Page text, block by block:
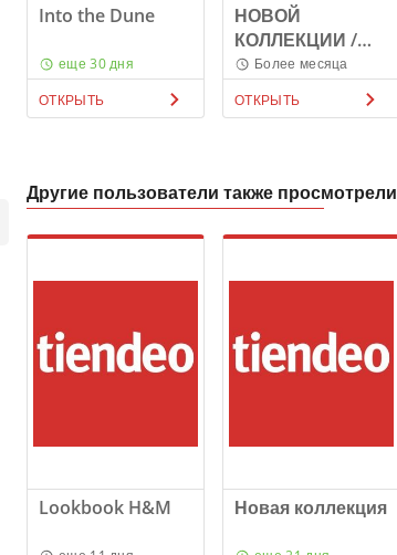
Into the Dune
еще 30 дня
ОТКРЫТЬ
НОВОЙ
КОЛЛЕКЦИИ /
ЖЕНЩИНЫ
Более месяца
ОТКРЫТЬ
Другие пользователи также просмотрели
Lookbook H&M Новая коллекция